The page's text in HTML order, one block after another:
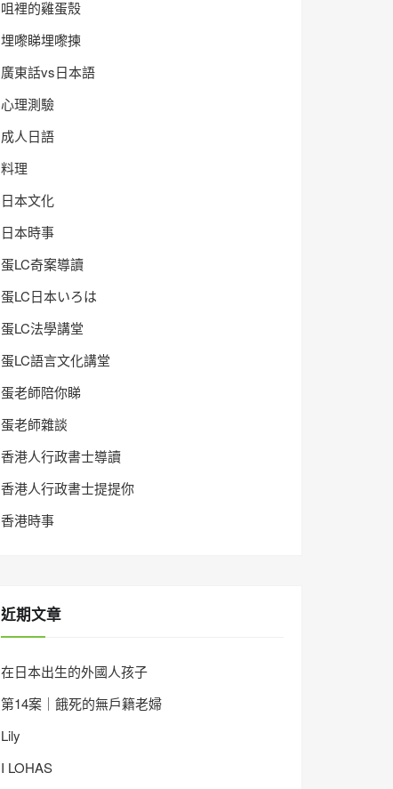
咀裡的雞蛋殼
埋嚟睇埋嚟揀
廣東話vs日本語
心理測驗
成人日語
料理
日本文化
日本時事
蛋LC奇案導讀
蛋LC日本いろは
蛋LC法學講堂
蛋LC語言文化講堂
蛋老師陪你睇
蛋老師雜談
香港人行政書士導讀
香港人行政書士提提你
香港時事
近期文章
在日本出生的外國人孩子
第14案｜餓死的無戶籍老婦
Lily
I LOHAS